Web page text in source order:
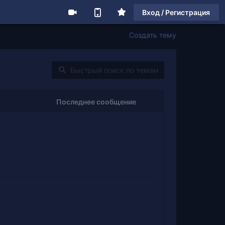
Вход / Регистрация
Создать тему
Последнее сообщение